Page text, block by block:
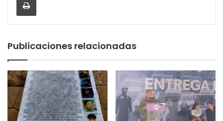
Publicaciones relacionadas